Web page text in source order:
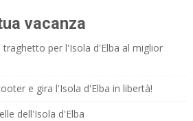
vacanza
per l'Isola d'Elba al miglior
e gira l'Isola d'Elba in libertà!
dell'Isola d'Elba